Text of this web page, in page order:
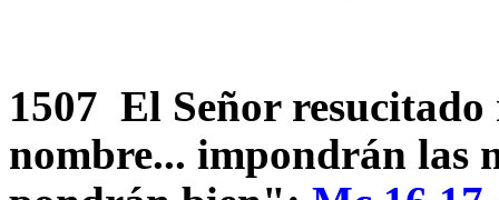
1507 El Señor
nombre... impondrán las